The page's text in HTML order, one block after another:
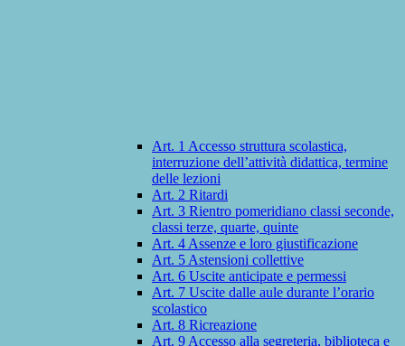
Art. 1 Accesso struttura scolastica,
interruzione dell’attività didattica, termine
delle lezioni
Art. 2 Ritardi
Art. 3 Rientro pomeridiano classi seconde,
classi terze, quarte, quinte
Art. 4 Assenze e loro giustificazione
Art. 5 Astensioni collettive
Art. 6 Uscite anticipate e permessi
Art. 7 Uscite dalle aule durante l’orario
scolastico
Art. 8 Ricreazione
Art. 9 Accesso alla segreteria, biblioteca e